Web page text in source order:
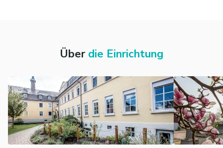
sicheren Rahmen, in dem auch herausfordernde Situationen
Eine Kultur der
Wertschätzungprägt unser tägliches
Miteinander. Wir wissen, wie anspruchsvoll die Arbeit in
der Jugendhilfe ist, und begegnen uns mit Respekt,
Vertrauen und Anerkennung.
Wenn Sie junge Menschen stärken und Zukunft
mitgestalten möchten, freuen wir uns auf Ihre Bewerbung.
Über die Einrichtung